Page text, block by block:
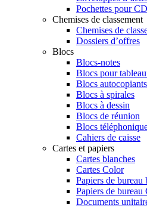
Pochettes pour CD
Chemises de classement
Chemises de
Dossiers d’offres
Blocs
Blocs-notes
Blocs pour
Blocs autocopiants
Blocs à spirales
Blocs à dessin
Blocs de réunion
Blocs
Cahiers de caisse
Cartes et papiers
Cartes blanches
Cartes Color
Papiers de bureau
Papiers de bureau
Documents